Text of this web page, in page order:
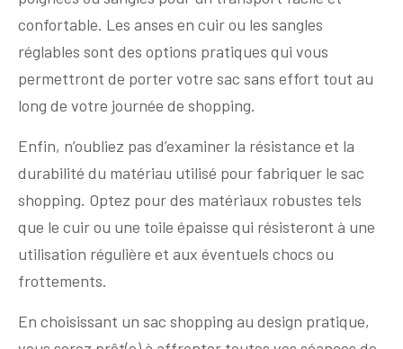
confortable. Les anses en cuir ou les sangles
réglables sont des options pratiques qui vous
permettront de porter votre sac sans effort tout au
long de votre journée de shopping.
Enfin, n’oubliez pas d’examiner la résistance et la
durabilité du matériau utilisé pour fabriquer le sac
shopping. Optez pour des matériaux robustes tels
que le cuir ou une toile épaisse qui résisteront à une
utilisation régulière et aux éventuels chocs ou
frottements.
En choisissant un sac shopping au design pratique,